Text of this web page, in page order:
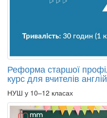
Реформа старшої
курс для вчителів
НУШ у 10–12 класах